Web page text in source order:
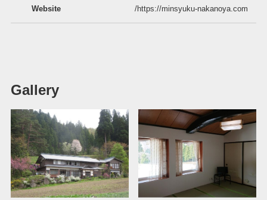
Website https://minsyuku-nakanoya.com/
Gallery